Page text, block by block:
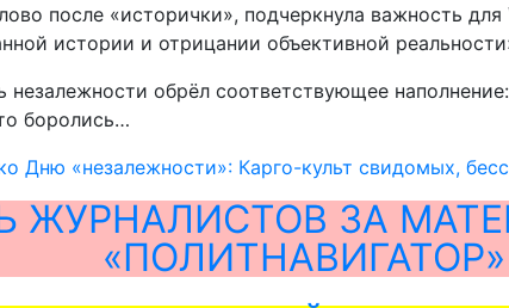
после «исторички», подчеркнула важность
истории и отрицании объективной
обрёл соответствующее
боролись…
Дню «незалежности»: Карго-культ свидомых,
ЖУРНАЛИСТОВ ЗА
«ПОЛИТНАВИГАТОР»